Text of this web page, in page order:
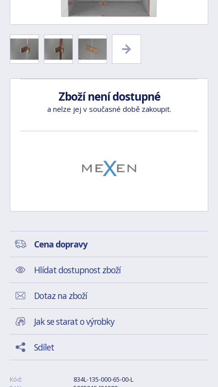
Zboží není dostupné
a nelze jej v současné době zakoupit.
Cena dopravy
Hlídat dostupnost zboží
Dotaz na zboží
Jak se starat o výrobky
Sdílet
Kód:
834L-135-000-65-00-L